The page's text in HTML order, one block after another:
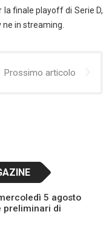
la finale playoff di Serie D,
in streaming.
Prossimo articolo
5 agosto
preliminari di